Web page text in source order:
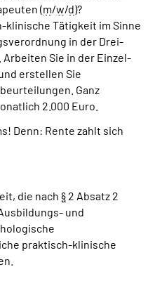
(m/w/d)?
klinische Tätigkeit im Sinne
in der Drei-
Sie in der Einzel-
erstellen Sie
Ganz
2.000 Euro.
! Denn: Rente zahlt sich
die nach § 2 Absatz 2
und
praktisch-klinische